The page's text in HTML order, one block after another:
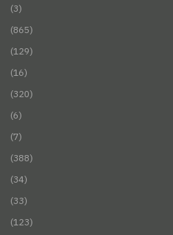
(3)
(865)
(129)
(16)
(320)
(6)
(7)
(388)
(34)
(33)
(123)